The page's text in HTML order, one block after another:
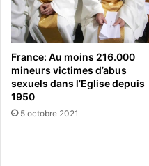
France: Au moins 216.000
mineurs victimes d’abus
sexuels dans l’Eglise depuis
1950
5 octobre 2021